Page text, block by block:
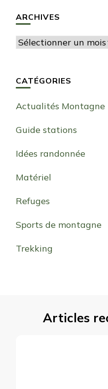
ARCHIVES
Archives
CATÉGORIES
Actualités Montagne
Guide stations
Idées randonnée
Matériel
Refuges
Sports de montagne
Trekking
Articles